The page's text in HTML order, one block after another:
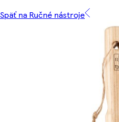
Späť na Ručné nástroje